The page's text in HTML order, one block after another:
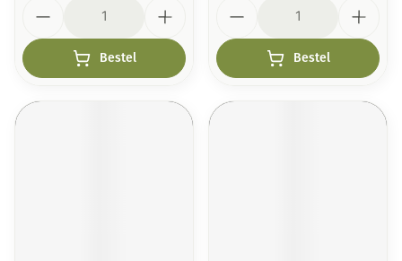
Bestel Bestel